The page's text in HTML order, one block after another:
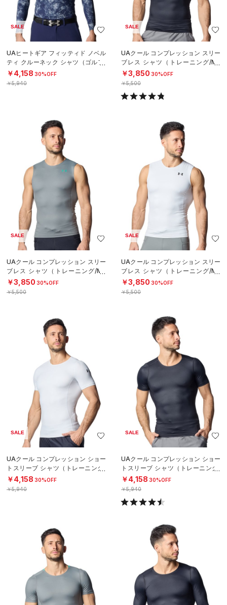
SALE
UAヒートギア フィッティド ノベル
ティ クルーネック シャツ（ゴルフ/
MEN）
￥4,158 30%OFF
￥5,940
SALE
UAクール コンプレッション スリー
ブレス シャツ（トレーニング/ME
N）
￥3,850 30%OFF
￥5,500
SALE
UAクール コンプレッション スリー
ブレス シャツ（トレーニング/ME
N）
￥3,850 30%OFF
￥5,500
SALE
UAクール コンプレッション スリー
ブレス シャツ（トレーニング/ME
N）
￥3,850 30%OFF
￥5,500
SALE
UAクール コンプレッション ショー
トスリーブ シャツ（トレーニング/
MEN）
￥4,158 30%OFF
￥5,940
SALE
UAクール コンプレッション ショー
トスリーブ シャツ（トレーニング/
MEN）
￥4,158 30%OFF
￥5,940